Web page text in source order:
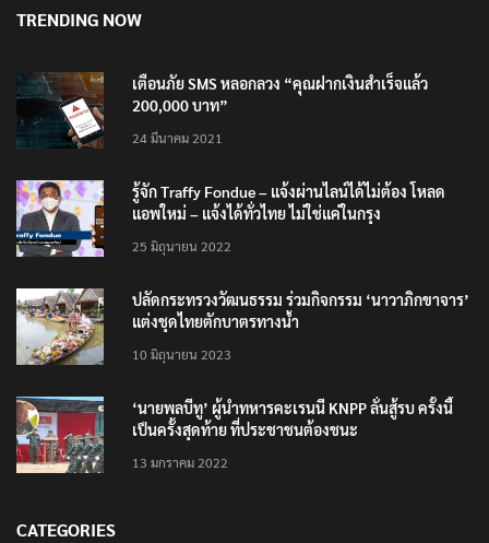
TRENDING NOW
เตือนภัย SMS หลอกลวง “คุณฝากเงินสำเร็จแล้ว
200,000 บาท”
24 มีนาคม 2021
รู้จัก Traffy Fondue – แจ้งผ่านไลน์ได้ไม่ต้อง โหลด
แอพใหม่ – แจ้งได้ทั่วไทย ไม่ใช่แค่ในกรุง
25 มิถุนายน 2022
ปลัดกระทรวงวัฒนธรรม ร่วมกิจกรรม ‘นาวาภิกขาจาร’
แต่งชุดไทยตักบาตรทางน้ำ
10 มิถุนายน 2023
‘นายพลบีทู’ ผู้นำทหารคะเรนนี KNPP ลั่นสู้รบ ครั้งนี้
เป็นครั้งสุดท้าย ที่ประชาชนต้องชนะ
13 มกราคม 2022
CATEGORIES